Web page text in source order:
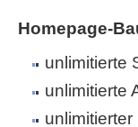
Homepage-
unlimitierte
unlimitierte